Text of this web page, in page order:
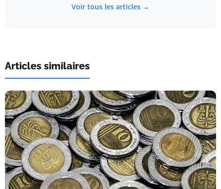
Voir tous les articles →
Articles similaires